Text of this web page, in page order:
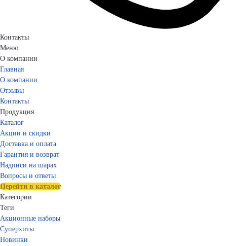
Контакты
Меню
О компании
Главная
О компании
Отзывы
Контакты
Продукция
Каталог
Акции и скидки
Доставка и оплата
Гарантия и возврат
Надписи на шарах
Вопросы и ответы
Перейти в каталог
Категории
Теги
Акционные наборы
Суперхиты
Новинки